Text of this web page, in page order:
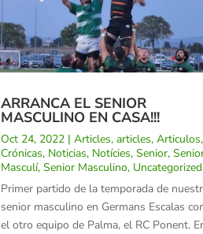
ARRANCA EL SENIOR
MASCULINO EN CASA!!!
Oct 24, 2022| Articles, articles, Articulos,
Crónicas, Noticias, Notícies, Senior,
Masculí, Senior Masculino, Uncategorized
Primer partido de la temporada de
senior masculino en Germans Escalas
el otro equipo de Palma, el RC Ponent.